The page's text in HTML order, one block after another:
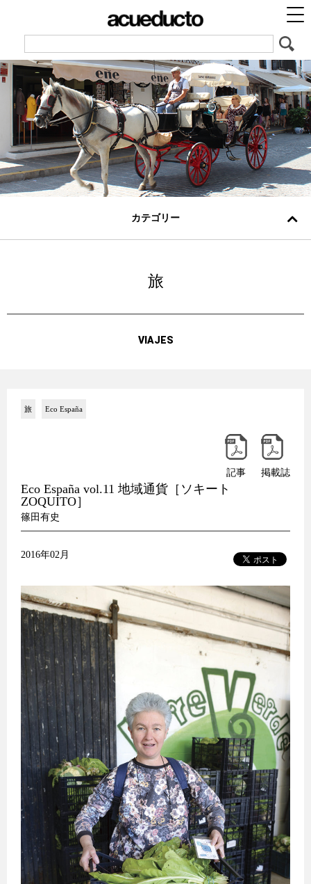
カテゴリー
旅
VIAJES
旅 Eco España
記事 掲載誌
Eco España vol.11 地域通貨［ソキート
ZOQUITO］
篠田有史
2016年02月